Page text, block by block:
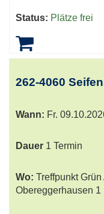
Status: Plätze frei
262-4060
Wann: Fr.
Dauer 1 Termin
Wo: Treffpunkt
Obereggerhausen 1